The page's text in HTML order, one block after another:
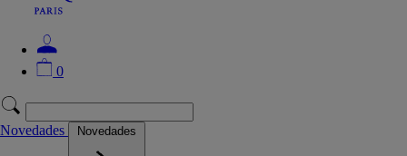
0
Novedades Novedades